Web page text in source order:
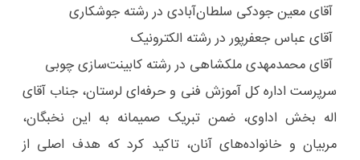
آقای معین جودکی سلطان‌آبادی در رشته جوشکاری
آقای عباس جعفرپور در رشته الکترونیک
آقای محمدمهدی ملکشاهی در رشته کابینت‌سازی چوبی
سرپرست اداره کل آموزش فنی و حرفه‌ای لرستان، جناب آقای
اله بخش اداوی، ضمن تبریک صمیمانه به این نخبگان،
مربیان و خانواده‌های آنان، تاکید کرد که هدف اصلی از